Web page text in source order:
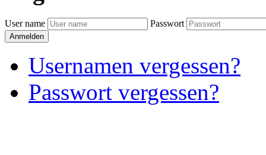
User name Passwort
Anmelden
Usernamen vergessen?
Passwort vergessen?